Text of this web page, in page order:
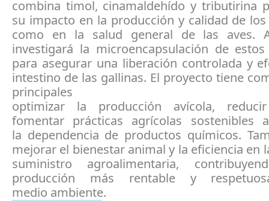
combina timol, cinamaldehído y tributirina
su impacto en la producción y calidad de
como en la salud general de las aves.
investigará la microencapsulación de
para asegurar una liberación controlada y
intestino de las gallinas. El proyecto tiene
principales
optimizar la producción avícola,
fomentar prácticas agrícolas sostenibles
la dependencia de productos químicos.
mejorar el bienestar animal y la eficiencia en
suministro agroalimentaria,
producción más rentable y
medio ambiente.